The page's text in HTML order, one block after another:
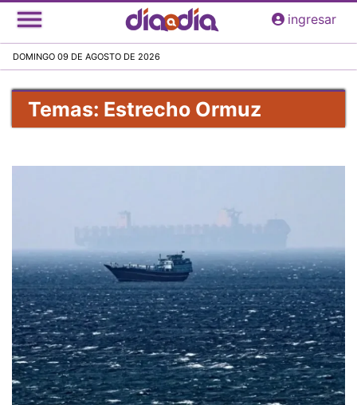
Pasar
al
principal
ingresar
DOMINGO 09 DE AGOSTO DE 2026
Temas: Estrecho Ormuz